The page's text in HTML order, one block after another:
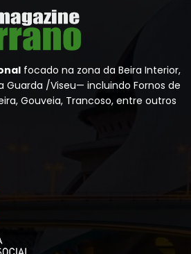
focado na zona da Beira Interior,
Guarda /Viseu— incluindo Fornos de
Gouveia, Trancoso, entre outros